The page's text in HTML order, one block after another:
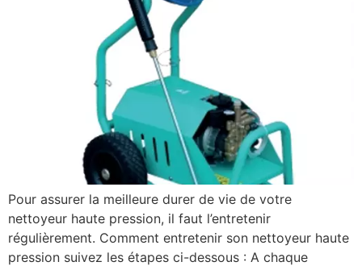
Pour assurer la meilleure durer de vie de votre
nettoyeur haute pression, il faut l’entretenir
régulièrement. Comment entretenir son nettoyeur haute
pression suivez les étapes ci-dessous : A chaque